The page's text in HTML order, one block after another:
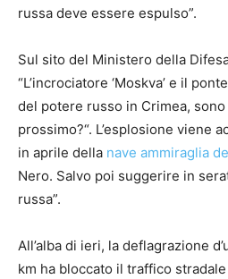
russa deve essere espulso”.
Sul sito del Ministero della
“L’incrociatore ‘Moskva’ e il
del potere russo in Crimea, sono
prossimo?“. L’esplosione viene
in aprile della nave ammiraglia
Nero. Salvo poi suggerire in
russa”.
All’alba di ieri, la deflagrazione
km ha bloccato il traffico